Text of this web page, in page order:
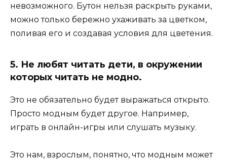
невозможного. Бутон нельзя раскрыть руками,
можно только бережно ухаживать за цветком,
поливая его и создавая условия для цветения.
5. Не любят читать дети, в окружении
которых читать не модно.
Это не обязательно будет выражаться открыто.
Просто модным будет другое. Например,
играть в онлайн-игры или слушать музыку.
Это нам, взрослым, понятно, что модным может